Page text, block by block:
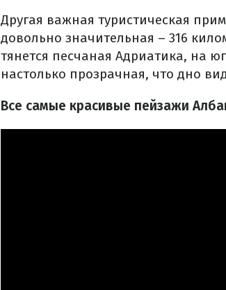
Другая важная туристическая
довольно значительная – 316
тянется песчаная Адриатика, на
настолько прозрачная, что дно
Все самые красивые пейзажи